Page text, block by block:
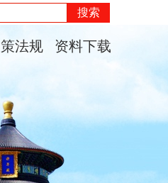
搜索
法规 资料下载